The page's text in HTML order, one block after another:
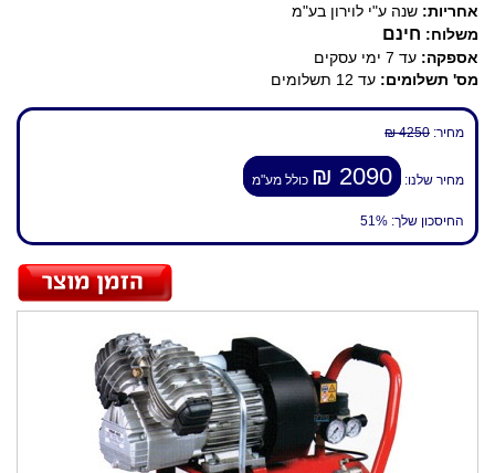
אחריות: שנה ע"י לוירון בע"מ
משלוח: חינם
אספקה: עד 7 ימי עסקים
מס' תשלומים: עד 12 תשלומים
מחיר: 4250 ₪
מחיר שלנו: 2090 ₪ כולל מע"מ
החיסכון שלך: 51%